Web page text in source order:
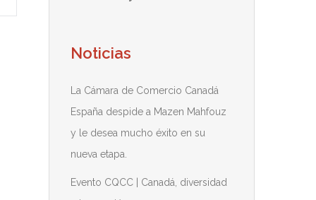
Noticias
La Cámara de Comercio Canadá
España despide a Mazen Mahfouz
y le desea mucho éxito en su
nueva etapa.
Evento CQCC | Canadá, diversidad